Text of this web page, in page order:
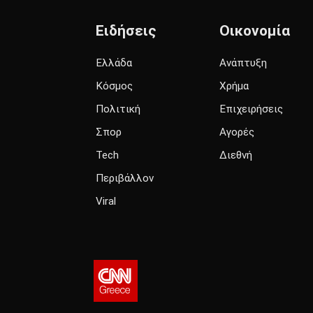
Ειδήσεις
Ελλάδα
Κόσμος
Πολιτική
Σπορ
Tech
Περιβάλλον
Viral
Οικονομία
Ανάπτυξη
Χρήμα
Επιχειρήσεις
Αγορές
Διεθνή